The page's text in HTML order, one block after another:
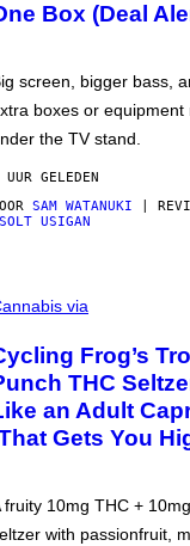
Box (Deal
screen, bigger bass,
boxes or equipment
the TV stand.
UUR GELEDEN
SAM WATANUKI |
USIGAN
via
Frog’s
THC
an Adult
Gets You
fruity 10mg THC +
with passionfruit,